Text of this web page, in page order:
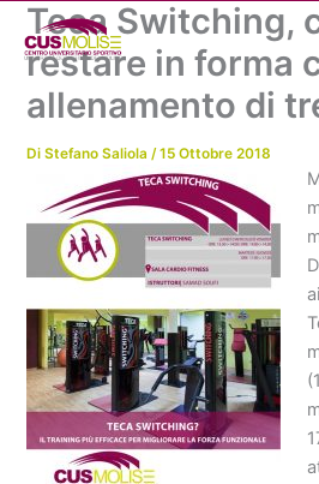
contenuto
Teca Switching,
restare in forma
allenamento di
DiStefano Saliola/15 Ottobre 2018